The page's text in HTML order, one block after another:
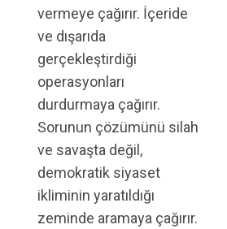
vermeye çağırır. İçeride
ve dışarıda
gerçekleştirdiği
operasyonları
durdurmaya çağırır.
Sorunun çözümünü silah
ve savaşta değil,
demokratik siyaset
ikliminin yaratıldığı
zeminde aramaya çağırır.